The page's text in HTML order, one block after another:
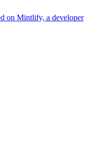
on Mintlify, a developer